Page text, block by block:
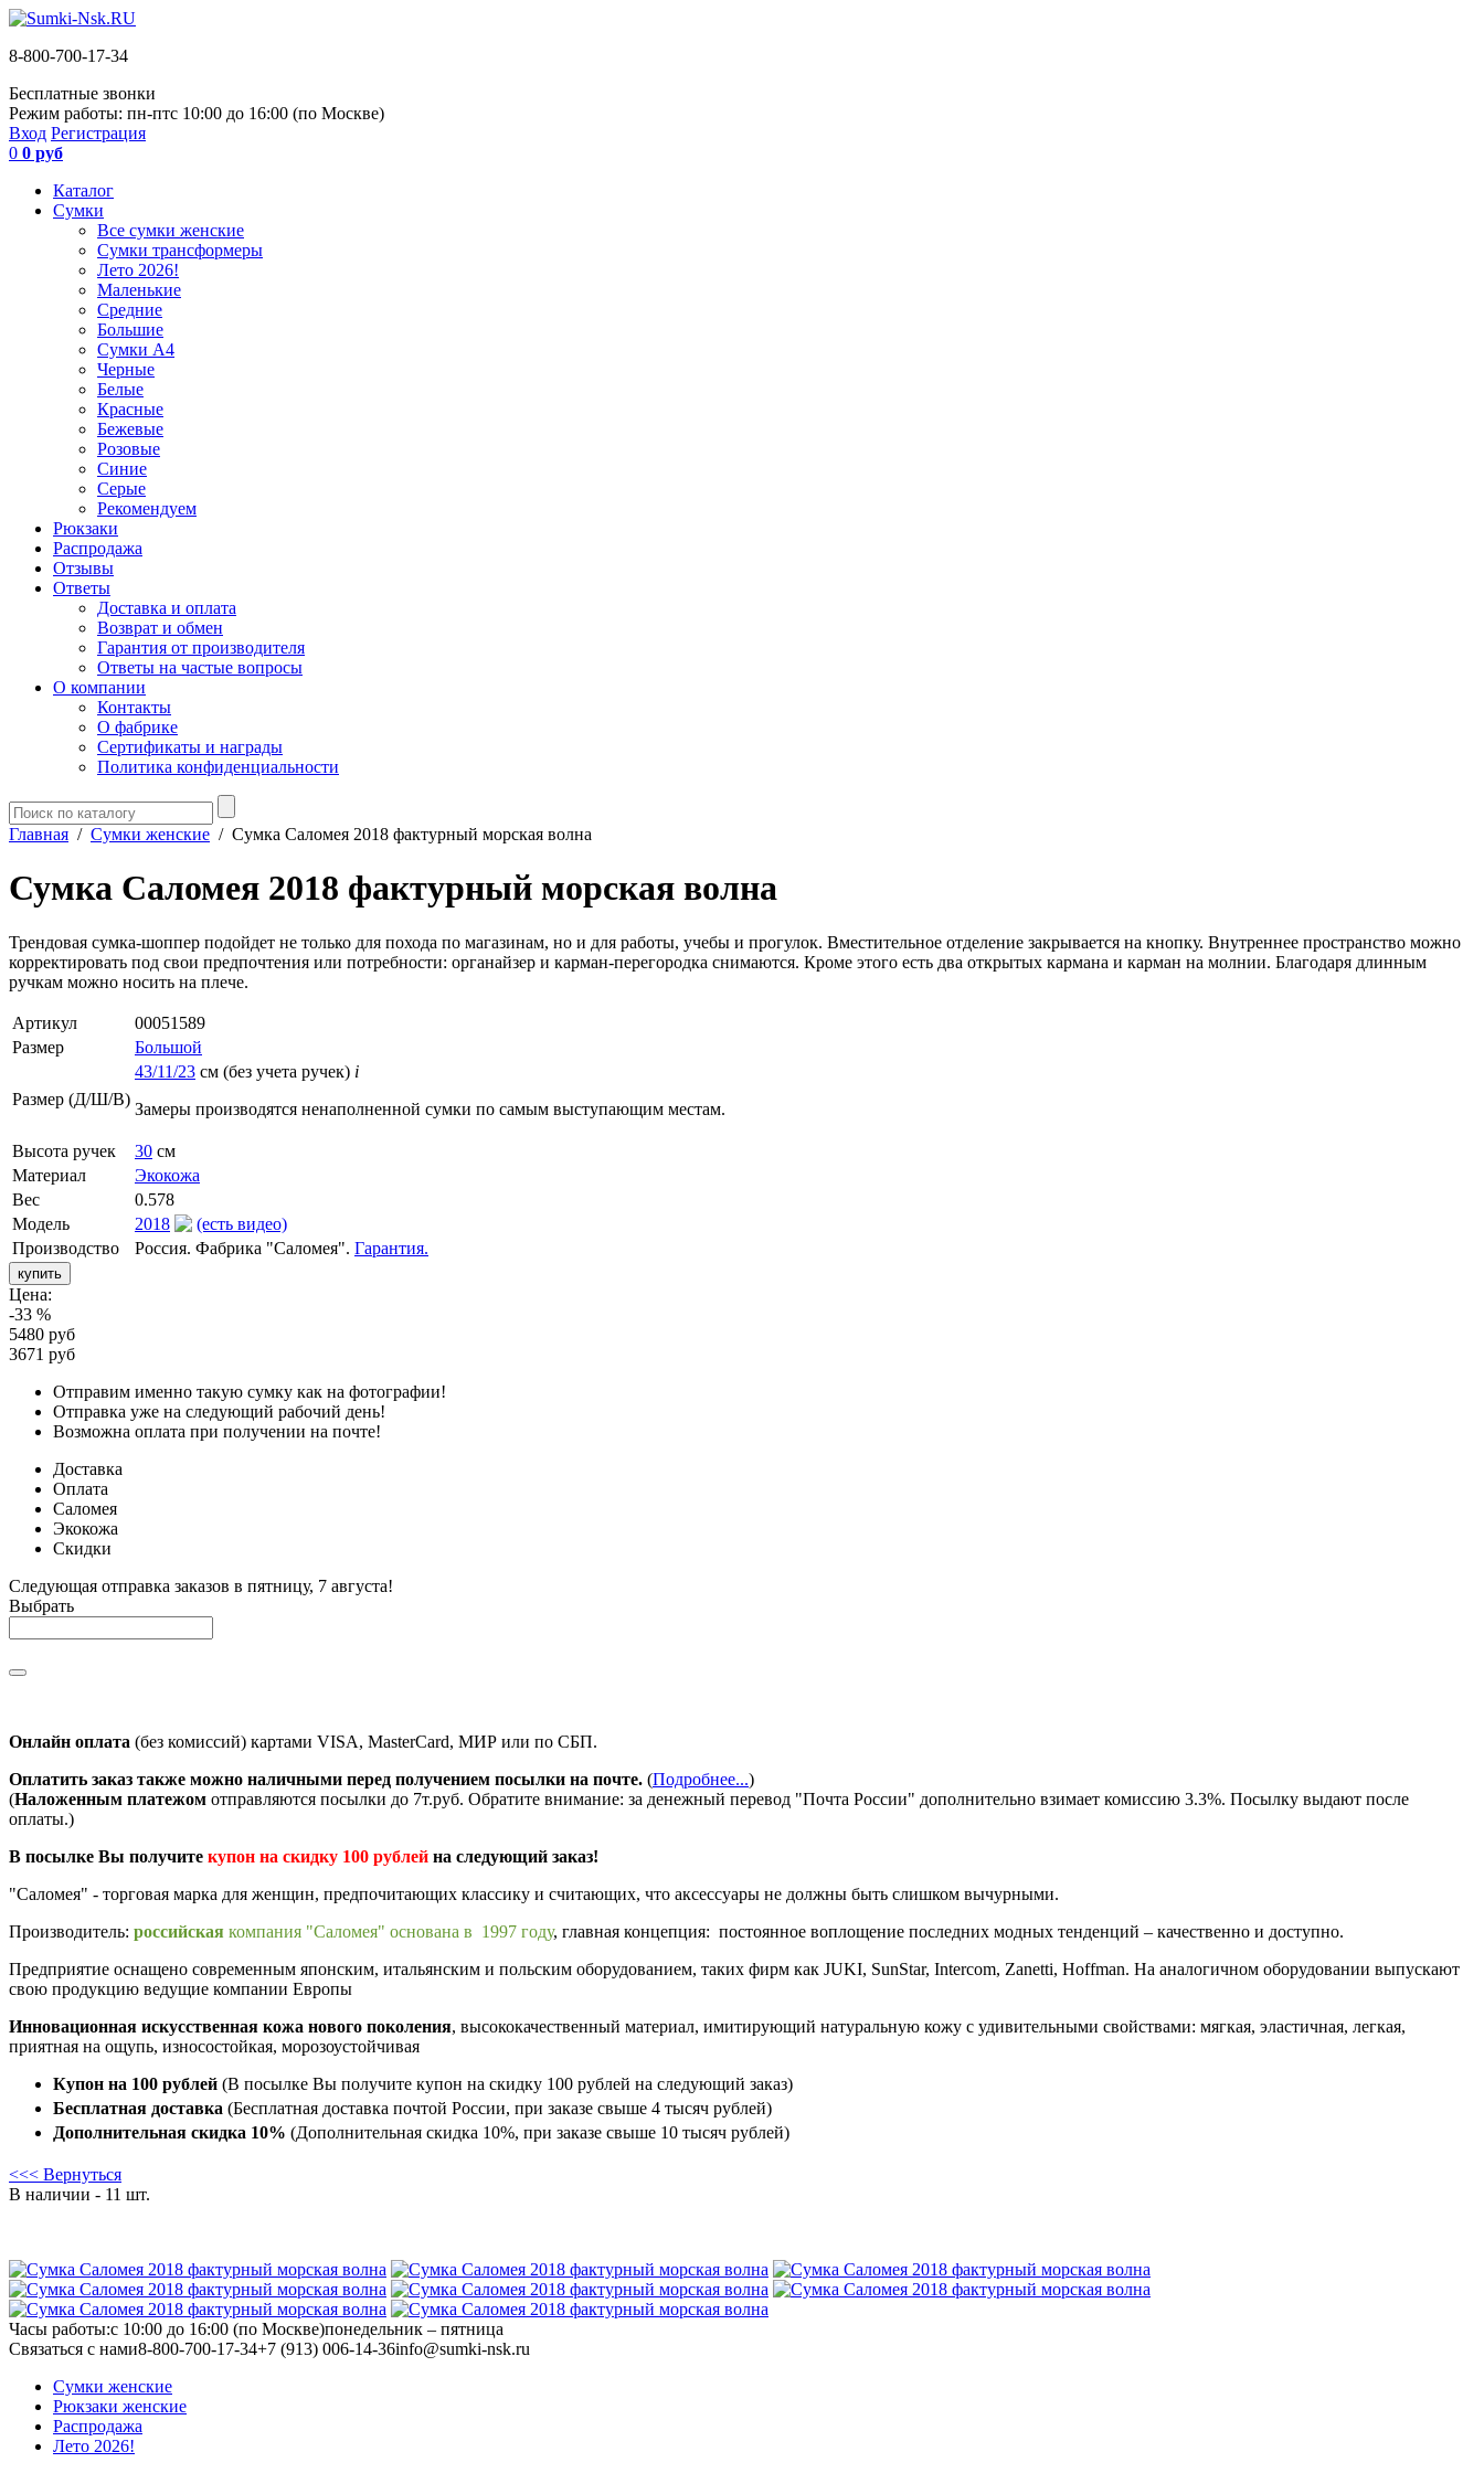
8-800-700-17-34
Бесплатные звонки
Режим работы: пн-птс 10:00 до 16:00 (по Москве)
Вход Регистрация
0 0 руб
Каталог
Сумки
Все сумки женские
Сумки трансформеры
Лето 2026!
Маленькие
Средние
Большие
Сумки А4
Черные
Белые
Красные
Бежевые
Розовые
Синие
Серые
Рекомендуем
Рюкзаки
Распродажа
Отзывы
Ответы
Доставка и оплата
Возврат и обмен
Гарантия от производителя
Ответы на частые вопросы
О компании
Контакты
О фабрике
Сертификаты и награды
Политика конфиденциальности
Главная / Сумки женские / Сумка Саломея 2018 фактурный морская волна
Сумка Саломея 2018 фактурный морская волна
Трендовая сумка-шоппер подойдет не только для похода по магазинам, но и для работы, учебы и прогулок. Вместительное отделение закрывается на кнопку. Внутреннее пространство можно
корректировать под свои предпочтения или потребности: органайзер и карман-перегородка снимаются. Кроме этого есть два открытых кармана и карман на молнии. Благодаря длинным
ручкам можно носить на плече.
Артикул
00051589
Размер
Большой
Размер (Д/Ш/В)
43/11/23 см (без учета ручек) i
Замеры производятся ненаполненной сумки по самым выступающим местам.
Высота ручек 30 см
Материал
Экокожа
Вес
0.578
Модель
2018
(есть видео)
Производство
Россия. Фабрика "Саломея". Гарантия.
Цена:
-33 %
5480 руб
3671 руб
Отправим именно такую сумку как на фотографии!
Отправка уже на следующий рабочий день!
Возможна оплата при получении на почте!
Доставка
Оплата
Саломея
Экокожа
Скидки
Следующая отправка заказов в пятницу, 7 августа!
Выбрать
Онлайн оплата (без комиссий) картами VISA, MasterCard, МИР или по СБП.
Оплатить заказ также можно наличными перед получением посылки на почте. (Подробнее...)
(Наложенным платежом отправляются посылки до 7т.руб. Обратите внимание: за денежный перевод "Почта России" дополнительно взимает комиссию 3.3%. Посылку выдают после
оплаты.)
В посылке Вы получите купон на скидку 100 рублей на следующий заказ!
"Саломея" - торговая марка для женщин, предпочитающих классику и считающих, что аксессуары не должны быть слишком вычурными.
Производитель: российская компания "Саломея" основана в 1997 году, главная концепция: постоянное воплощение последних модных тенденций – качественно и доступно.
Предприятие оснащено современным японским, итальянским и польским оборудованием, таких фирм как JUKI, SunStar, Intercom, Zanetti, Hoffman. На аналогичном оборудовании выпускают
свою продукцию ведущие компании Европы
Инновационная искусственная кожа нового поколения, высококачественный материал, имитирующий натуральную кожу с удивительными свойствами: мягкая, эластичная, легкая,
приятная на ощупь, износостойкая, морозоустойчивая
Купон на 100 рублей (В посылке Вы получите купон на скидку 100 рублей на следующий заказ)
Бесплатная доставка (Бесплатная доставка почтой России, при заказе свыше 4 тысяч рублей)
Дополнительная скидка 10% (Дополнительная скидка 10%, при заказе свыше 10 тысяч рублей)
<<< Вернуться
В наличии - 11 шт.
Часы работы:с 10:00 до 16:00 (по Москве)понедельник – пятница
Связаться с нами8-800-700-17-34+7 (913) 006-14-36info@sumki-nsk.ru
Сумки женские
Рюкзаки женские
Распродажа
Лето 2026!